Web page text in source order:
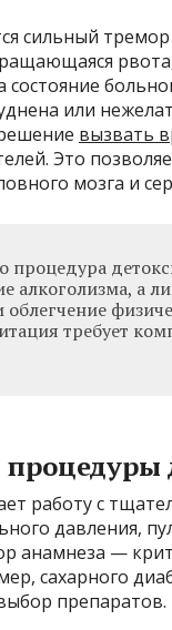
сильный тремор
или
вызвать
Это
мозга и
процедура
алкоголизма, а
требует
работу с
давления,
анамнеза —
сахарного
препаратов.